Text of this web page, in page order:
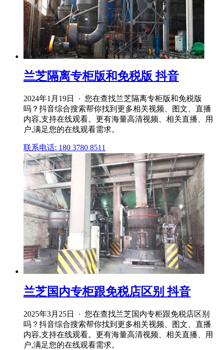
兰芝隔离专柜版和免税版 抖音
2024年1月19日 · 您在查找兰芝隔离专柜版和免税版
吗？抖音综合搜索帮你找到更多相关视频、图文、直播
内容,支持在线观看。更有海量高清视频、相关直播、用
户,满足您的在线观看需求。
联系电话: 180 3780 8511
兰芝国内专柜跟免税店区别 抖音
2025年3月25日 · 您在查找兰芝国内专柜跟免税店区别
吗？抖音综合搜索帮你找到更多相关视频、图文、直播
内容,支持在线观看。更有海量高清视频、相关直播、用
户,满足您的在线观看需求。